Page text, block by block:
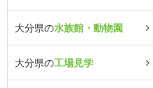
大分県の水族館・動物園
大分県の工場見学